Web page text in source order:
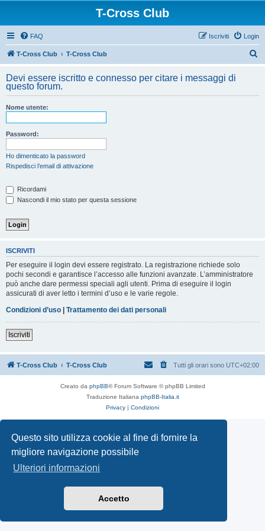
Questo sito utilizza cookie al fine di fornire la
migliore navigazione possibile
Ulteriori informazioni
Accetto
T-Cross Club
FAQ Login
Iscriviti
T-Cross Club T-Cross Club
c
Devi essere iscritto e connesso per citare i messaggi di
questo forum.
Nome utente:
Password:
Ho dimenticato la password
Rispedisci l’email di attivazione
Ricordami
Nascondi il mio stato per questa sessione
ISCRIVITI
Per eseguire il login devi essere registrato. La registrazione richiede solo
pochi secondi e garantisce l’accesso alle funzioni avanzate. L’amministratore
può anche dare permessi speciali agli utenti. Prima di eseguire il login
assicurati di aver letto i termini d’uso e le varie regole.
Condizioni d’uso | Trattamento dei dati personali
Iscriviti
T-Cross Club T-Cross Club Tutti gli orari sono UTC+02:00
Creato da phpBB® Forum Software © phpBB Limited
Traduzione Italiana phpBB-Italia.it
Privacy | Condizioni